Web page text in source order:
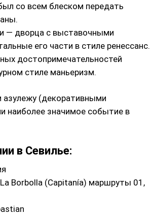
со всем блеском передать
— дворца с выставочными
его части в стиле ренессанс.
достопримечательностей
стиле маньеризм.
(декоративными
наиболее значимое событие в
в Севилье:
Borbolla (Capitanía) маршруты 01,